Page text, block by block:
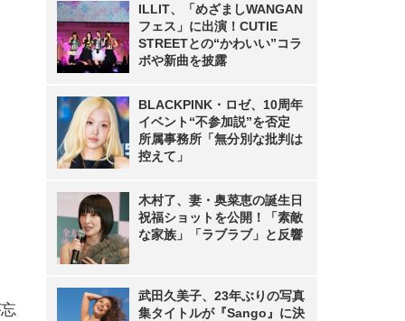
ILLIT、「めざましWANGAN
フェス」に出演！CUTIE
STREETとの“かわいい”コラ
ボや新曲を披露
BLACKPINK・ロゼ、10周年
イベント“不参加説”を否定
所属事務所「無分別な批判は
控えて」
木村了、妻・奥菜恵の誕生日
祝福ショットを公開！「素敵
な家族」「ラブラブ」と反響
武田久美子、23年ぶりの写真
集タイトルが『Sango』に決